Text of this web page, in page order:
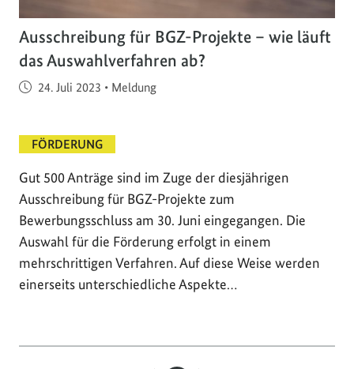
Ausschreibung für BGZ-Projekte – wie läuft
das Auswahlverfahren ab?
Veröffentlicht am
24. Juli 2023 • Meldung
FÖRDERUNG
Gut 500 Anträge sind im Zuge der diesjährigen
Ausschreibung für BGZ-Projekte zum
Bewerbungsschluss am 30. Juni eingegangen. Die
Auswahl für die Förderung erfolgt in einem
mehrschrittigen Verfahren. Auf diese Weise werden
einerseits unterschiedliche Aspekte…